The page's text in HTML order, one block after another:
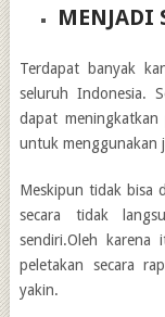
MENJADI
Terdapat banyak
seluruh Indonesia.
dapat meningkatkan
untuk menggunakan
Meskipun tidak bisa
secara tidak
sendiri.Oleh karena
peletakan secara
yakin.